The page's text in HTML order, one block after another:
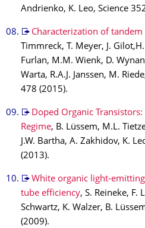
Andrienko, K. Leo, Science
Characterization of
Timmreck, T. Meyer, J.
Furlan, M.M. Wienk, D.
Warta, R.A.J. Janssen, M.
478 (2015).
Doped Organic
Regime, B. Lüssem, M.L.
J.W. Bartha, A. Zakhidov, K.
(2013).
White organic light-
tube efficiency, S. Reineke, F.
Schwartz, K. Walzer, B.
(2009).